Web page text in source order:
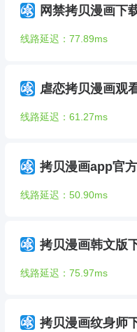
网禁拷贝漫画下
线路延迟：77.89ms
虐恋拷贝漫画观
线路延迟：61.27ms
拷贝漫画app官
线路延迟：50.90ms
拷贝漫画韩文版
线路延迟：75.97ms
拷贝漫画纹身师